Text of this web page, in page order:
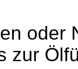
oder
zur